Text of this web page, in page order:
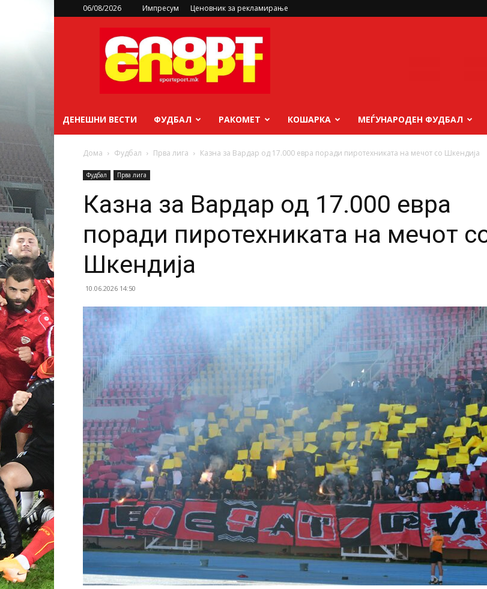
06/08/2026 Импресум Ценовник за рекламирање
sportsport.mk
ДЕНЕШНИ ВЕСТИ ФУДБАЛ РАКОМЕТ КОШАРКА МЕЃУНАРОДЕН ФУДБАЛ
Дома Фудбал Прва лига Казна за Вардар од 17.000 евра поради пиротехниката на мечот со Шкендија
Фудбал Прва лига
Казна за Вардар од 17.000 евра
поради пиротехниката на мечот
Шкендија
10.06.2026 14:50